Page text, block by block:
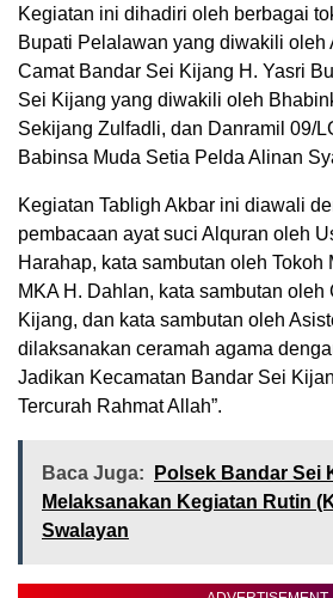
Kegiatan ini dihadiri oleh berbagai
Bupati Pelalawan yang diwakili oleh
Camat Bandar Sei Kijang H. Yasri
Sei Kijang yang diwakili oleh
Sekijang Zulfadli, dan Danramil 09/
Babinsa Muda Setia Pelda Alinan
Kegiatan Tabligh Akbar ini diawali
pembacaan ayat suci Alquran oleh
Harahap, kata sambutan oleh Tokoh
MKA H. Dahlan, kata sambutan oleh
Kijang, dan kata sambutan oleh
dilaksanakan ceramah agama
Jadikan Kecamatan Bandar Sei
Tercurah Rahmat Allah”.
Baca Juga:
Polsek Bandar Sei
Melaksanakan Kegiatan Rutin
Swalayan